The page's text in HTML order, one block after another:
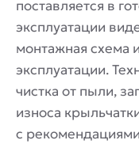
поставляется в
эксплуатации
монтажная схема
эксплуатации.
чистка от пыли,
износа
с